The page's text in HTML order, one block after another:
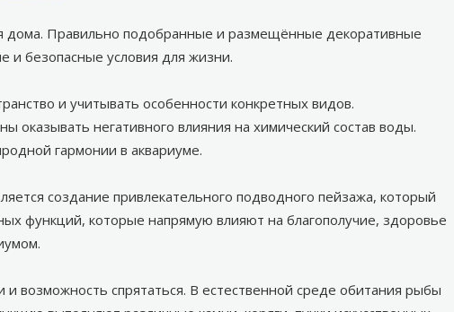
дома. Правильно подобранные и размещённые декоративные
и безопасные условия для жизни.
и учитывать особенности конкретных видов.
негативного влияния на химический состав воды.
гармонии в аквариуме.
создание привлекательного подводного пейзажа, который
функций, которые напрямую влияют на благополучие, здоровье
возможность спрятаться. В естественной среде обитания рыбы